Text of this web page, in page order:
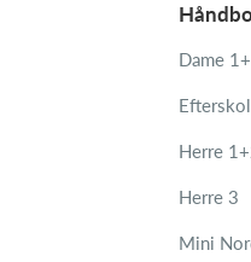
Dame
Herre
Herre 3
Mini